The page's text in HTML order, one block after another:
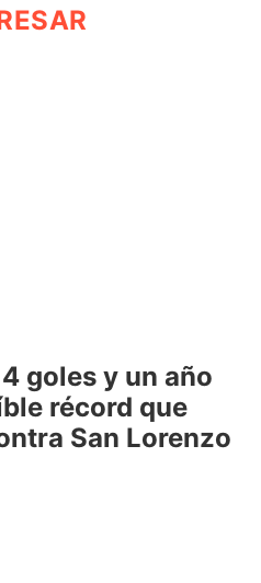
goles y un año
récord que
San Lorenzo